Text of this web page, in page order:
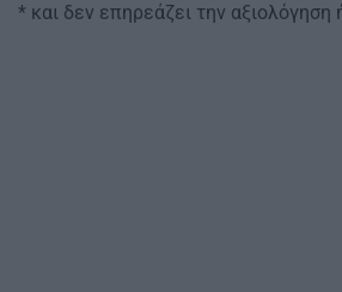
* και δεν επηρεάζει την